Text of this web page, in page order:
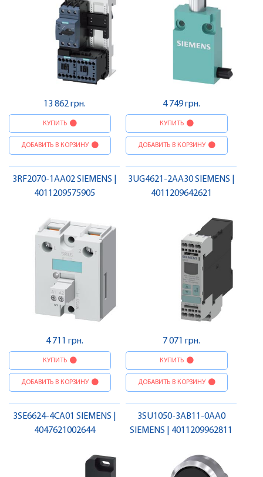
13 862 грн.
КУПИТЬ
ДОБАВИТЬ В КОРЗИНУ
4 749 грн.
КУПИТЬ
ДОБАВИТЬ В КОРЗИНУ
3RF2070-1AA02 SIEMENS |
4011209575905
4 711 грн.
КУПИТЬ
ДОБАВИТЬ В КОРЗИНУ
3UG4621-2AA30 SIEMENS |
4011209642621
7 071 грн.
КУПИТЬ
ДОБАВИТЬ В КОРЗИНУ
3SE6624-4CA01 SIEMENS |
4047621002644
3SU1050-3AB11-0AA0
SIEMENS | 4011209962811